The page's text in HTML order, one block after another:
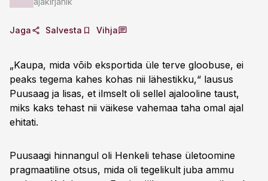
Jaga Salvesta Vihja
„Kaupa, mida võib eksportida üle terve gloobuse, ei
peaks tegema kahes kohas nii lähestikku,“ lausus
Puusaag ja lisas, et ilmselt oli sellel ajalooline taust,
miks kaks tehast nii väikese vahemaa taha omal ajal
ehitati.
Puusaagi hinnangul oli Henkeli tehase ületoomine
pragmaatiline otsus, mida oli tegelikult juba ammu